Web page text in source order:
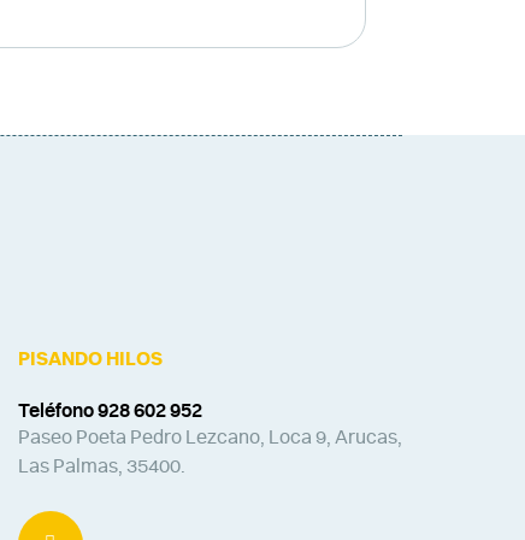
PISANDO HILOS
Teléfono 928 602 952
Paseo Poeta Pedro Lezcano, Loca 9, Arucas,
Las Palmas, 35400.